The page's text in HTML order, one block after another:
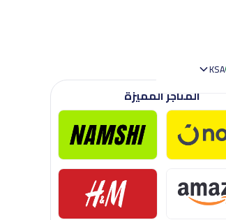
KSA
المتاجر المميزة